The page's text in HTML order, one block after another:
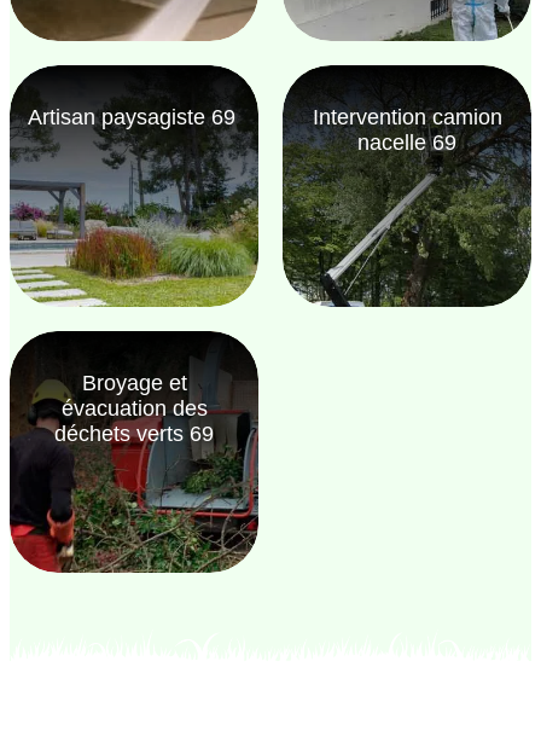
Artisan paysagiste 69
Intervention camion
nacelle 69
Broyage et
évacuation des
déchets verts 69